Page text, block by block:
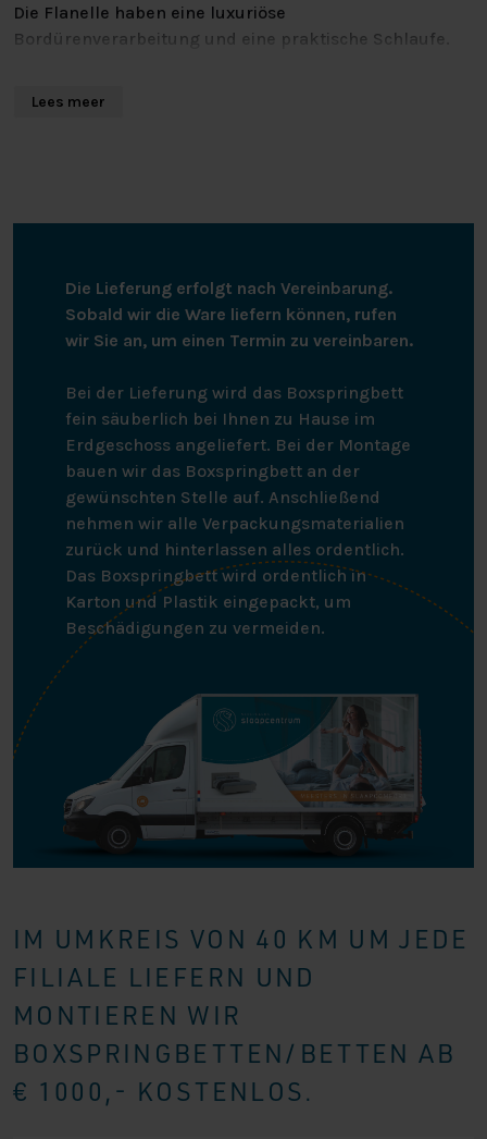
Die Flanelle haben eine luxuriöse
Bordürenverarbeitung und eine praktische Schlaufe.
Lees meer
Die Lieferung erfolgt nach Vereinbarung.
Sobald wir die Ware liefern können, rufen
wir Sie an, um einen Termin zu vereinbaren.
Bei der Lieferung wird das Boxspringbett
fein säuberlich bei Ihnen zu Hause im
Erdgeschoss angeliefert. Bei der Montage
bauen wir das Boxspringbett an der
gewünschten Stelle auf. Anschließend
nehmen wir alle Verpackungsmaterialien
zurück und hinterlassen alles ordentlich.
Das Boxspringbett wird ordentlich in
Karton und Plastik eingepackt, um
Beschädigungen zu vermeiden.
IM UMKREIS VON 40 KM UM JEDE
FILIALE LIEFERN UND
MONTIEREN WIR
BOXSPRINGBETTEN/BETTEN AB
€ 1000,- KOSTENLOS.